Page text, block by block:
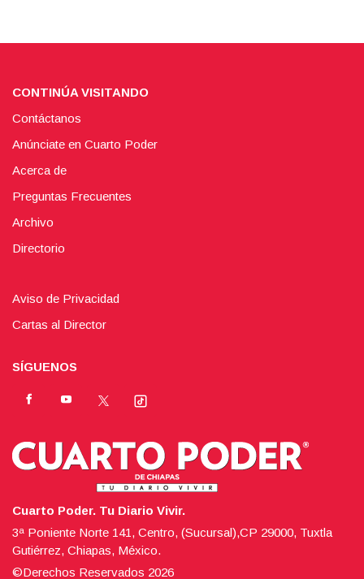
CONTINÚA VISITANDO
Contáctanos
Anúnciate en Cuarto Poder
Acerca de
Preguntas Frecuentes
Archivo
Directorio
Aviso de Privacidad
Cartas al Director
SÍGUENOS
Cuarto Poder. Tu Diario Vivir.
3ª Poniente Norte 141, Centro, (Sucursal),CP 29000, Tuxtla
Gutiérrez, Chiapas, México.
©Derechos Reservados 2026